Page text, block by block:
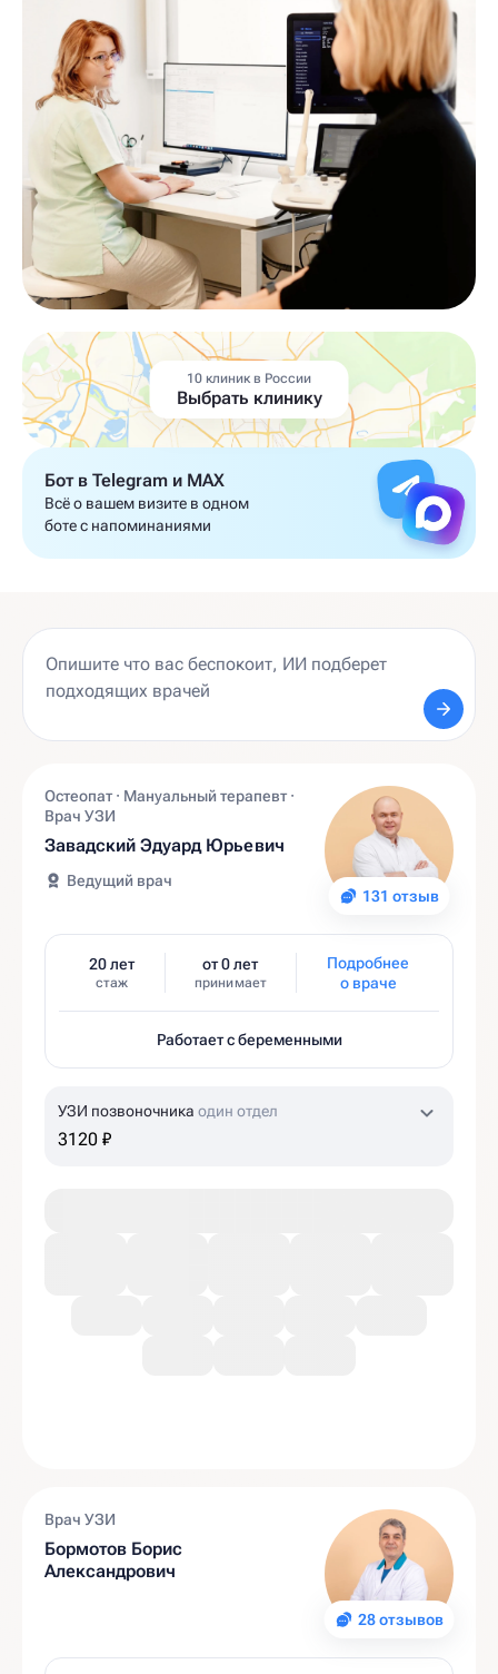
10 клиник в России
Выбрать клинику
Бот в Telegram и MAX
Всё о вашем визите в одном
боте с напоминаниями
131 отзыв
Остеопат · Мануальный терапевт ·
Врач УЗИ
Завадский Эдуард Юрьевич
Ведущий врач
20 лет
стаж
от 0 лет
принимает
Подробнее
о враче
Работает с беременными
УЗИ позвоночника один отдел
3120 ₽
28 отзывов
Врач УЗИ
Бормотов Борис
Александрович